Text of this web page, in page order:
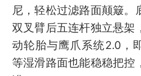
尼，轻松过滤路面颠簸。
双叉臂后五连杆独立悬架
动轮胎与鹰爪系统2.0，
等湿滑路面也能稳稳把控